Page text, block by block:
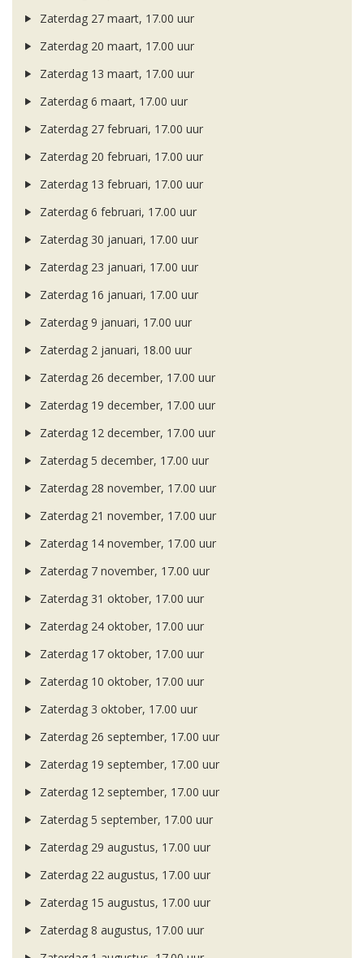
Zaterdag 27 maart, 17.00 uur
Zaterdag 20 maart, 17.00 uur
Zaterdag 13 maart, 17.00 uur
Zaterdag 6 maart, 17.00 uur
Zaterdag 27 februari, 17.00 uur
Zaterdag 20 februari, 17.00 uur
Zaterdag 13 februari, 17.00 uur
Zaterdag 6 februari, 17.00 uur
Zaterdag 30 januari, 17.00 uur
Zaterdag 23 januari, 17.00 uur
Zaterdag 16 januari, 17.00 uur
Zaterdag 9 januari, 17.00 uur
Zaterdag 2 januari, 18.00 uur
Zaterdag 26 december, 17.00 uur
Zaterdag 19 december, 17.00 uur
Zaterdag 12 december, 17.00 uur
Zaterdag 5 december, 17.00 uur
Zaterdag 28 november, 17.00 uur
Zaterdag 21 november, 17.00 uur
Zaterdag 14 november, 17.00 uur
Zaterdag 7 november, 17.00 uur
Zaterdag 31 oktober, 17.00 uur
Zaterdag 24 oktober, 17.00 uur
Zaterdag 17 oktober, 17.00 uur
Zaterdag 10 oktober, 17.00 uur
Zaterdag 3 oktober, 17.00 uur
Zaterdag 26 september, 17.00 uur
Zaterdag 19 september, 17.00 uur
Zaterdag 12 september, 17.00 uur
Zaterdag 5 september, 17.00 uur
Zaterdag 29 augustus, 17.00 uur
Zaterdag 22 augustus, 17.00 uur
Zaterdag 15 augustus, 17.00 uur
Zaterdag 8 augustus, 17.00 uur